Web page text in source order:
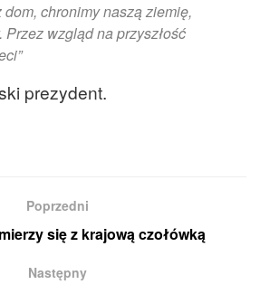
dom, chronimy naszą ziemię,
Przez wzgląd na przyszłość
prezydent.
Poprzedni
się z krajową czołówką
Następny